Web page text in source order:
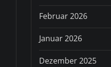
Februar 2026
Januar 2026
Dezember 2025